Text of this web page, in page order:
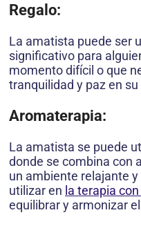
Regalo:
La amatista puede ser
significativo para
momento difícil o que
tranquilidad y paz en su
Aromaterapia:
La amatista se puede
donde se combina con
un ambiente relajante
utilizar en la terapia
equilibrar y armonizar